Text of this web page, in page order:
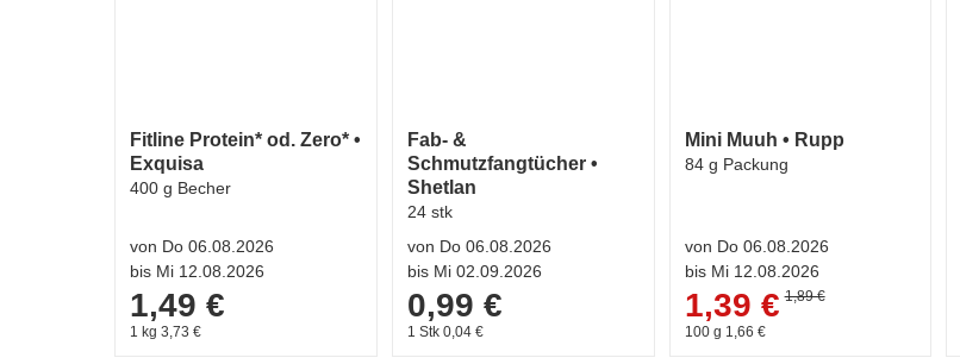
Fitline Protein* od. Zero* •
Exquisa
400 g Becher
von Do 06.08.2026
bis Mi 12.08.2026
1,49 €
1 kg 3,73 €
Fab- &
Schmutzfangtücher •
Shetlan
24 stk
von Do 06.08.2026
bis Mi 02.09.2026
0,99 €
1 Stk 0,04 €
Mini Muuh • Rupp
84 g Packung
von Do 06.08.2026
bis Mi 12.08.2026
1,39 € 1,89 €
100 g 1,66 €